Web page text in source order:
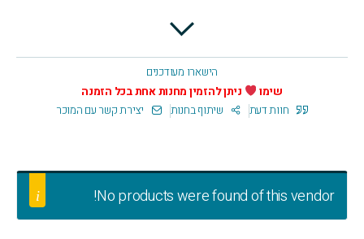
הישארו מעודכנים
שימו
ניתן להזמין מחנות אחת בכל הזמנה
חוות דעת
שיתוף בחנות יצירת קשר עם המוכר
No products were found of this vendor!